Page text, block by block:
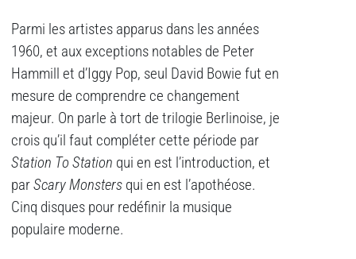
Parmi les artistes apparus dans les années
1960, et aux exceptions notables de Peter
Hammill et d’Iggy Pop, seul David Bowie fut en
mesure de comprendre ce changement
majeur. On parle à tort de trilogie Berlinoise, je
crois qu’il faut compléter cette période par
Station To Station qui en est l’introduction, et
parScary Monsters qui en est l’apothéose.
Cinq disques pour redéfinir la musique
populaire moderne.